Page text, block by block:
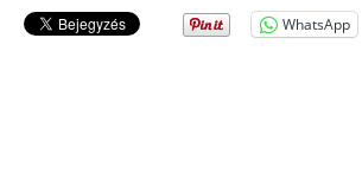
WhatsApp